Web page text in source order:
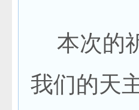
本次的
我们的天